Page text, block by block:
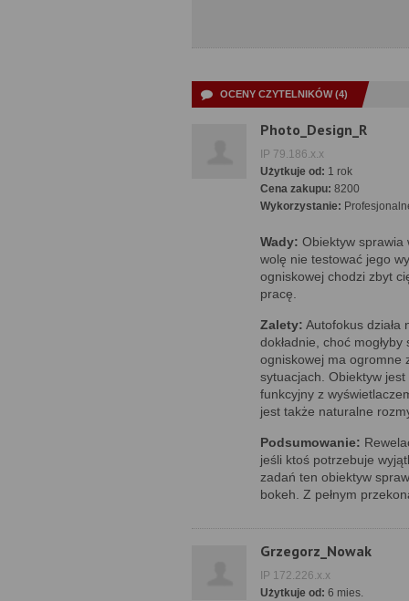
OCENY CZYTELNIKÓW (4)
Photo_Design_R
IP 79.186.x.x
Użytkuje od: 1 rok
Cena zakupu: 8200
Wykorzystanie:
Wady: Obiektyw sprawia
wolę nie testować jego
ogniskowej chodzi zbyt
pracę.
Zalety: Autofokus działa
dokładnie, choć
ogniskowej ma ogromne
sytuacjach. Obiektyw jest
funkcyjny z
jest także naturalne
Podsumowanie:
jeśli ktoś potrzebuje
zadań ten obiektyw
bokeh. Z pełnym
Grzegorz_Nowak
IP 172.226.x.x
Użytkuje od: 6 mies.